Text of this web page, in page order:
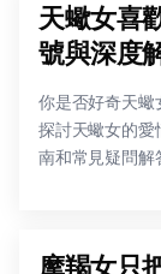
天蠍女喜
號與深度
你是否好奇天蠍
探討天蠍女的愛
南和常見疑問解
摩羯女只